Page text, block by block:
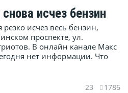
исчез бензин
исчез весь бензин,
проспекте, ул.
В онлайн канале Макс
нет информации. Что
23 1786